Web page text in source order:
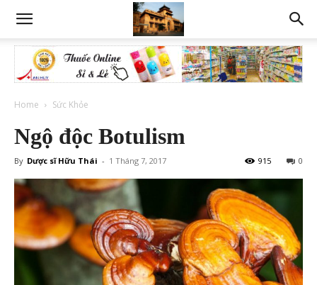
Home Sức Khỏe
Ngộ độc Botulism
By Dược sĩ Hữu Thái - 1 Tháng 7, 2017 0
915